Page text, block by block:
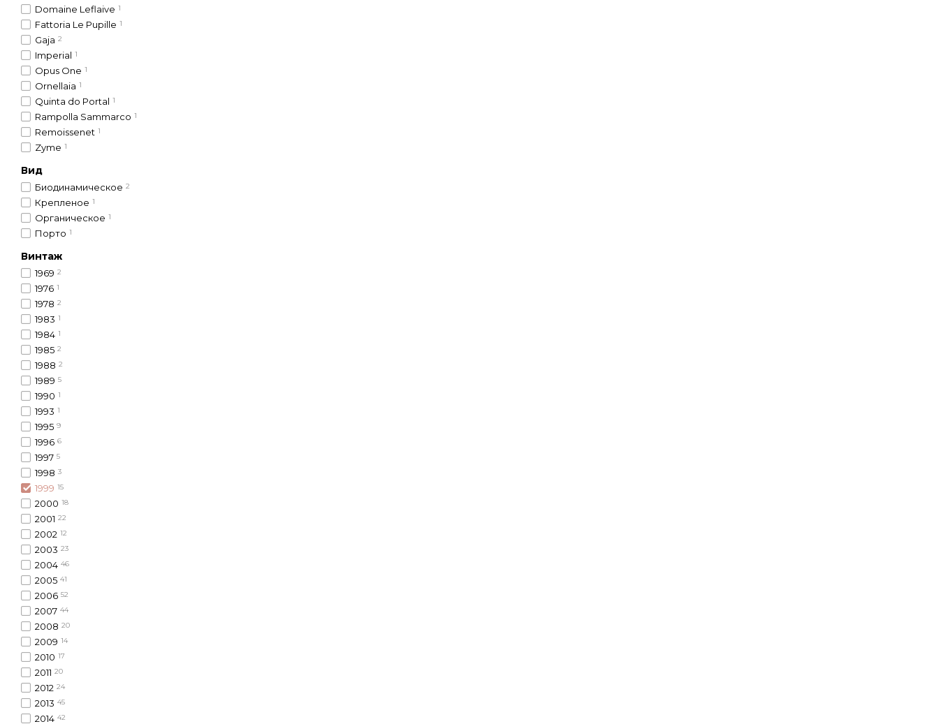
Domaine Leflaive 1
Fattoria Le Pupille 1
Gaja 2
Imperial 1
Opus One 1
Ornellaia 1
Quinta do Portal 1
Rampolla Sammarco 1
Remoissenet 1
Zyme 1
Вид
Биодинамическое 2
Крепленое 1
Органическое 1
Порто 1
Винтаж
1969 2
1976 1
1978 2
1983 1
1984 1
1985 2
1988 2
1989 5
1990 1
1993 1
1995 9
1996 6
1997 5
1998 3
1999 15
2000 18
2001 22
2002 12
2003 23
2004 46
2005 41
2006 52
2007 44
2008 20
2009 14
2010 17
2011 20
2012 24
2013 45
2014 42